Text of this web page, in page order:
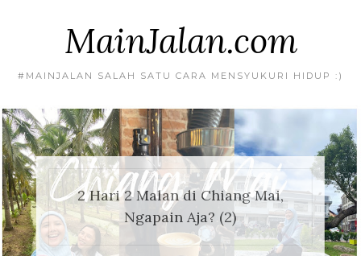
MainJalan.com
#MAINJALAN SALAH SATU CARA MENSYUKURI HIDUP :)
Jeda di Masjid Luar Batang
Jakarta Utara
2 Hari 2 Malan di Chiang Mai,
Ngapain Aja? (2)
2 Hari 2 Malam di Chiang Mai,
Ngapain Aja?
Pertama Kali ke Pulau
Kalimantan, Road Trip 3 Kota
(Pontianak, Singkawang,
Sanggau) Episode 1
MainJalan Singkat Menyapa
Danau Toba
MainJalan ke Trowulan